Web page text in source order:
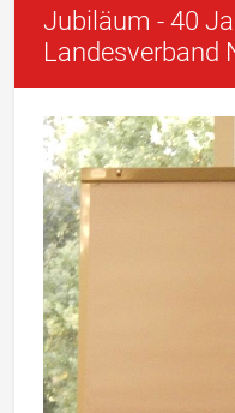
Jubiläum - 40
Landesverband